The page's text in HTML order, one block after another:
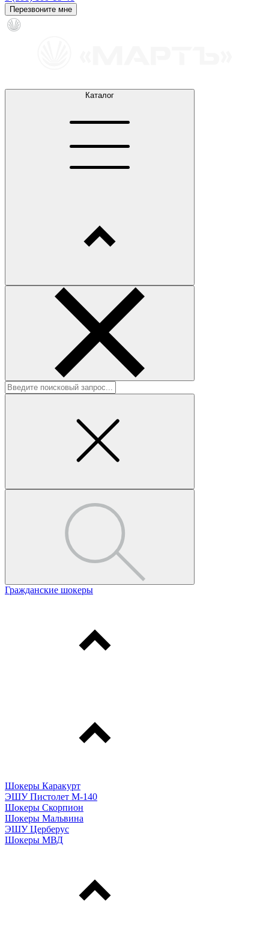
Перезвоните мне
Каталог
Гражданские шокеры
Шокеры Каракурт
ЭШУ Пистолет М-140
Шокеры Скорпион
Шокеры Мальвина
ЭШУ Церберус
Шокеры МВД